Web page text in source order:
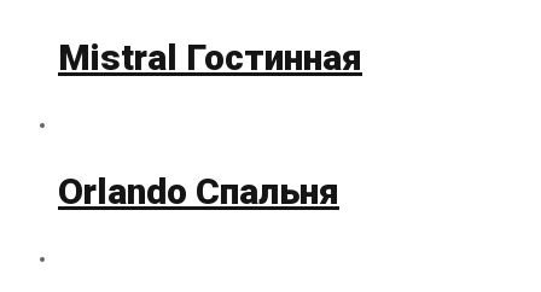
Mistral Гостинная
Orlando Спальня